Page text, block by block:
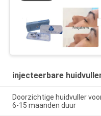
injecteerbare
Doorzichtige huidvuller
6-15 maanden duur